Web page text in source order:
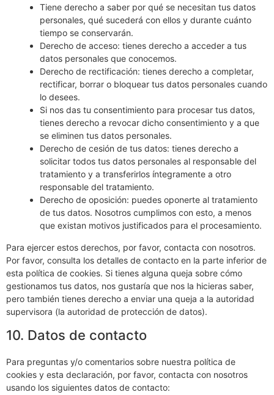
Tienes los siguientes derechos con respecto a tus datos
personales:
Tiene derecho a saber por qué se necesitan tus datos
personales, qué sucederá con ellos y durante cuánto
tiempo se conservarán.
Derecho de acceso: tienes derecho a acceder a tus
datos personales que conocemos.
Derecho de rectificación: tienes derecho a completar,
rectificar, borrar o bloquear tus datos personales cuando
lo desees.
Si nos das tu consentimiento para procesar tus datos,
tienes derecho a revocar dicho consentimiento y a que
se eliminen tus datos personales.
Derecho de cesión de tus datos: tienes derecho a
solicitar todos tus datos personales al responsable del
tratamiento y a transferirlos íntegramente a otro
responsable del tratamiento.
de tus datos. Nosotros cumplimos con esto, a menos
que existan motivos justificados para el procesamiento.
Para ejercer estos derechos, por favor, contacta con nosotros.
Por favor, consulta los detalles de contacto en la parte inferior de
esta política de cookies. Si tienes alguna queja sobre cómo
pero también tienes derecho a enviar una queja a la autoridad
10. Datos de contacto